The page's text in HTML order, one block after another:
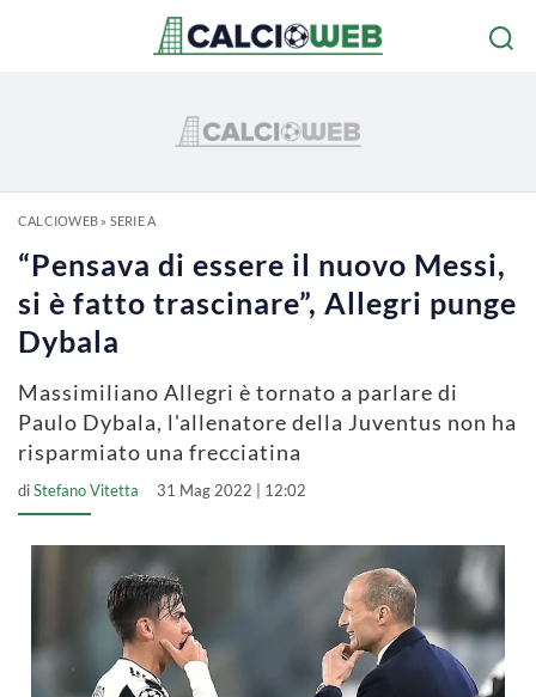
CALCIOWEB» SERIE A
“Pensava di essere il nuovo Messi,
si è fatto trascinare”, Allegri punge
Dybala
Massimiliano Allegri è tornato a parlare di
Paulo Dybala, l'allenatore della Juventus non ha
risparmiato una frecciatina
diStefano Vitetta 31 Mag 2022 | 12:02